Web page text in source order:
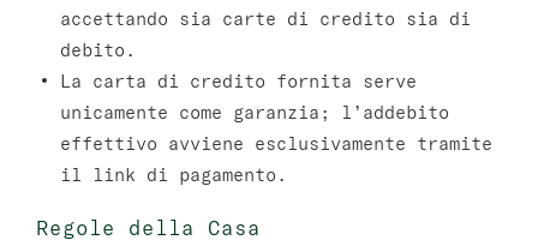
accettando sia carte di credito sia di
debito.
La carta di credito fornita serve
unicamente come garanzia; l’addebito
effettivo avviene esclusivamente tramite
il link di pagamento.
Regole della Casa